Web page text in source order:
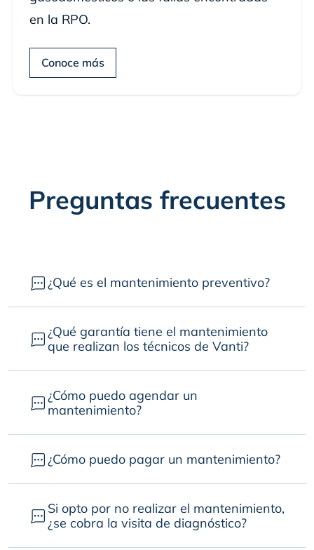
en la RPO.
Conoce más
Preguntas frecuentes
¿Qué es el mantenimiento preventivo?
¿Qué garantía tiene el mantenimiento
que realizan los técnicos de Vanti?
¿Cómo puedo agendar un
mantenimiento?
¿Cómo puedo pagar un mantenimiento?
Si opto por no realizar el mantenimiento,
¿se cobra la visita de diagnóstico?